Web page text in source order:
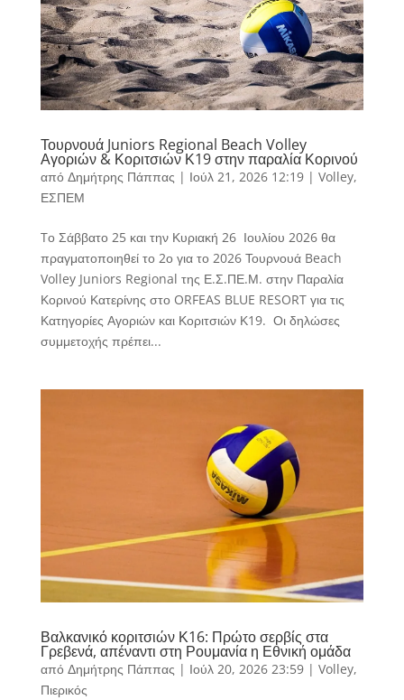
Τουρνουά Juniors Regional Beach Volley
Αγοριών & Κοριτσιών Κ19 στην παραλία Κορινού
από Δημήτρης Πάππας | Ιούλ 21, 2026 12:19| Volley,
ΕΣΠΕΜ
Tο Σάββατο 25 και την Κυριακή 26 Ιουλίου 2026 θα
πραγματοποιηθεί το 2ο για το 2026 Τουρνουά Beach
Volley Juniors Regional της Ε.Σ.ΠΕ.Μ. στην Παραλία
Κορινού Κατερίνης στο ORFEAS BLUE RESORT για τις
Κατηγορίες Αγοριών και Κοριτσιών Κ19. Οι δηλώσες
συμμετοχής πρέπει...
Βαλκανικό κοριτσιών Κ16: Πρώτο σερβίς στα
Γρεβενά, απέναντι στη Ρουμανία η Εθνική ομάδα
από Δημήτρης Πάππας | Ιούλ 20, 2026 23:59| Volley,
Πιερικός